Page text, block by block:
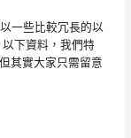
一些比較冗長的以
下資料，我們特
其實大家只需留意